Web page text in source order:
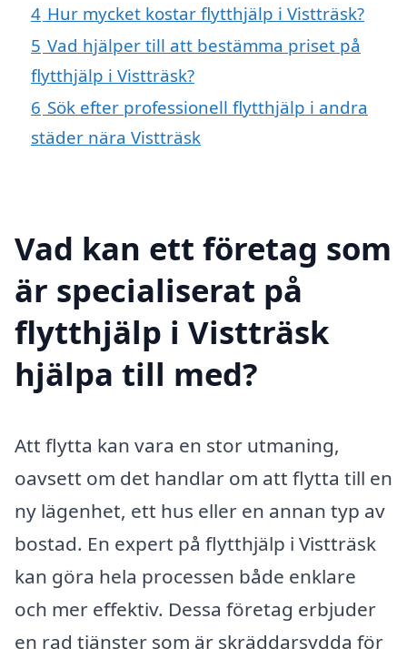
4 Hur mycket kostar flytthjälp i Vistträsk?
5 Vad hjälper till att bestämma priset på
flytthjälp i Vistträsk?
6 Sök efter professionell flytthjälp i andra
städer nära Vistträsk
Vad kan ett företag som
är specialiserat på
flytthjälp i Vistträsk
hjälpa till med?
Att flytta kan vara en stor utmaning,
oavsett om det handlar om att flytta till en
ny lägenhet, ett hus eller en annan typ av
bostad. En expert på flytthjälp i Vistträsk
kan göra hela processen både enklare
och mer effektiv. Dessa företag erbjuder
en rad tjänster som är skräddarsydda för